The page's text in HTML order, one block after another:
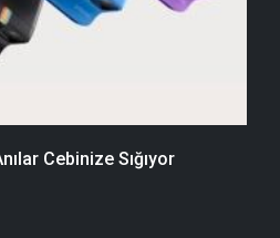
Cebinize Sığıyor